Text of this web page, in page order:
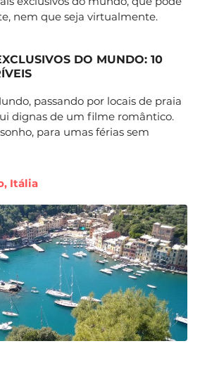
nem que seja virtualmente.
DO MUNDO: 10
passando por locais de praia
dignas de um filme romântico.
para umas férias sem
Itália